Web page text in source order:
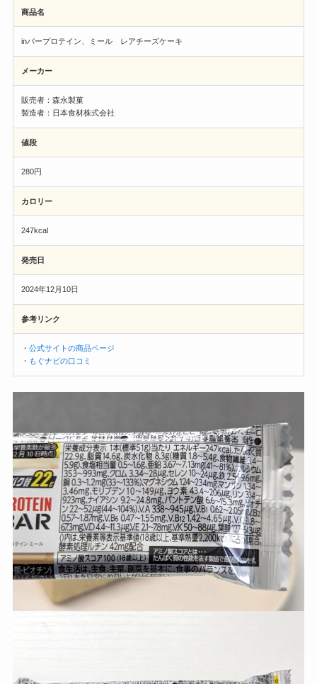
商品名
inバープロテイン、ミール レアチーズケーキ
メーカー
販売者：森永製菓
製造者：日本食材株式会社
値段
280円
カロリー
247kcal
発売日
2024年12月10日
参考リンク
・公式サイトの商品ページ
・ もぐナビの口コミ